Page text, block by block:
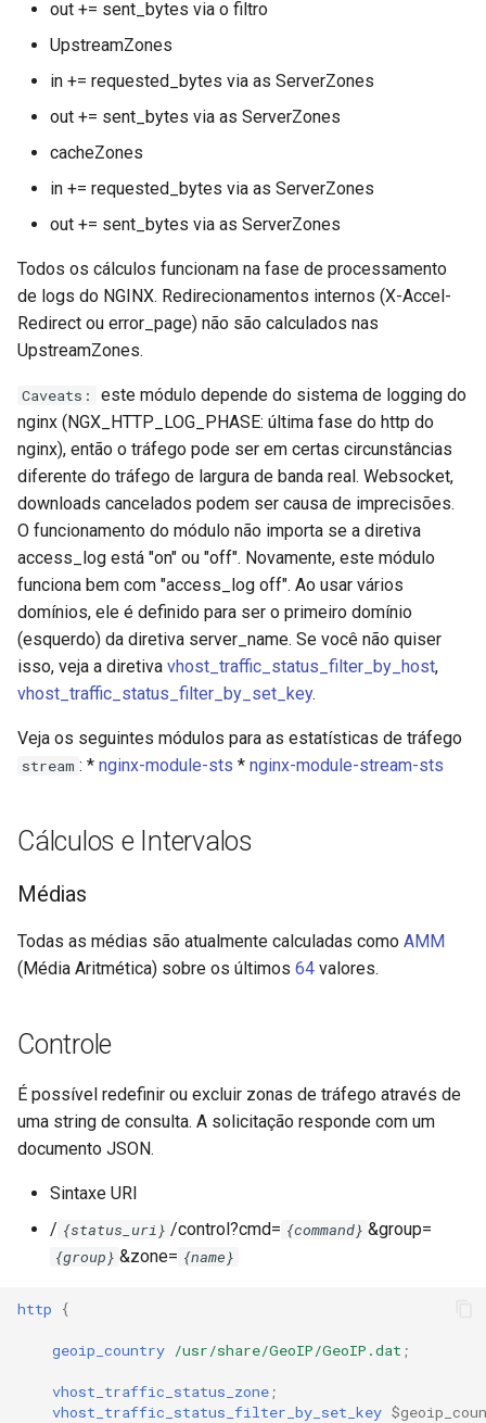
out += sent_bytes via o filtro
UpstreamZones
in += requested_bytes via as ServerZones
out += sent_bytes via as ServerZones
cacheZones
in += requested_bytes via as ServerZones
out += sent_bytes via as ServerZones
Todos os cálculos funcionam na fase de processamento
de logs do NGINX. Redirecionamentos internos (X-Accel-
Redirect ou error_page) não são calculados nas
UpstreamZones.
Caveats:
este módulo depende do sistema de logging do
nginx (NGX_HTTP_LOG_PHASE: última fase do http do
nginx), então o tráfego pode ser em certas circunstâncias
diferente do tráfego de largura de banda real. Websocket,
downloads cancelados podem ser causa de imprecisões.
O funcionamento do módulo não importa se a diretiva
access_log está "on" ou "off". Novamente, este módulo
funciona bem com "access_log off". Ao usar vários
domínios, ele é definido para ser o primeiro domínio
(esquerdo) da diretiva server_name. Se você não quiser
isso, veja a diretiva vhost_traffic_status_filter_by_host,
vhost_traffic_status_filter_by_set_key.
Veja os seguintes módulos para as estatísticas de tráfego
stream : * nginx-module-sts * nginx-module-stream-sts
Cálculos e Intervalos
Médias
Todas as médias são atualmente calculadas como AMM
(Média Aritmética) sobre os últimos 64 valores.
Controle
É possível redefinir ou excluir zonas de tráfego através de
uma string de consulta. A solicitação responde com um
documento JSON.
Sintaxe URI
/ {status_uri} /control?cmd= {command} &group=
{group} &zone= {name}
http {
geoip_country /usr/share/GeoIP/GeoIP.dat ;
vhost_traffic_status_zone ;
vhost_traffic_status_filter_by_set_key